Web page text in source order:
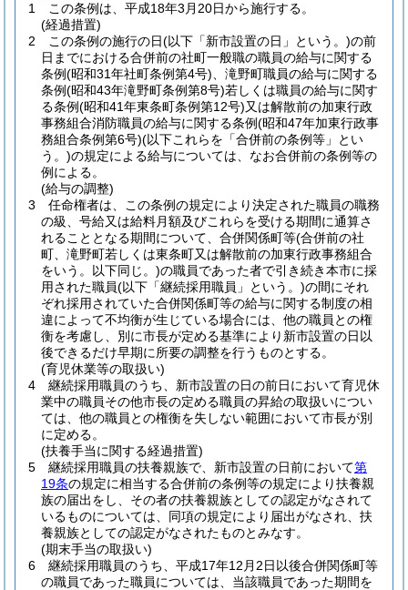
1
この条例は、平成18年3月20日から施行する。
(経過措置)
2
この条例の施行の日(以下「新市設置の日」という。)の前
日までにおける合併前の社町一般職の職員の給与に関する
条例(昭和31年社町条例第4号) 、滝野町職員の給与に関する
条例(昭和43年滝野町条例第8号)若しくは職員の給与に関す
る条例(昭和41年東条町条例第12号)又は解散前の加東行政
事務組合消防職員の給与に関する条例(昭和47年加東行政事
務組合条例第6号)(以下これらを「合併前の条例等」とい
う。)の規定による給与については、なお合併前の条例等の
例による。
(給与の調整)
3
任命権者は、この条例の規定により決定された職員の職務
の級、号給又は給料月額及びこれらを受ける期間に通算さ
れることとなる期間について、合併関係町等(合併前の社
町、滝野町若しくは東条町又は解散前の加東行政事務組合
をいう。以下同じ。)の職員であった者で引き続き本市に採
用された職員(以下「継続採用職員」という。)の間にそれ
ぞれ採用されていた合併関係町等の給与に関する制度の相
違によって不均衡が生じている場合には、他の職員との権
衡を考慮し、別に市長が定める基準により新市設置の日以
後できるだけ早期に所要の調整を行うものとする。
(育児休業等の取扱い)
4
継続採用職員のうち、新市設置の日の前日において育児休
業中の職員その他市長の定める職員の昇給の取扱いについ
ては、他の職員との権衡を失しない範囲において市長が別
に定める。
(扶養手当に関する経過措置)
5
継続採用職員の扶養親族で、新市設置の日前において第
19条の規定に相当する合併前の条例等の規定により扶養親
族の届出をし、その者の扶養親族としての認定がなされて
いるものについては、同項の規定により届出がなされ、扶
養親族としての認定がなされたものとみなす。
(期末手当の取扱い)
6
継続採用職員のうち、平成17年12月2日以後合併関係町等
の職員であった職員については、当該職員であった期間を